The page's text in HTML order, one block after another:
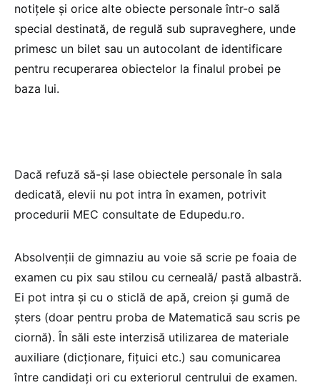
notițele și orice alte obiecte personale într-o sală
special destinată, de regulă sub supraveghere, unde
primesc un bilet sau un autocolant de identificare
pentru recuperarea obiectelor la finalul probei pe
baza lui.
Dacă refuză să-și lase obiectele personale în sala
dedicată, elevii nu pot intra în examen, potrivit
procedurii MEC consultate de Edupedu.ro.
Absolvenții de gimnaziu au voie să scrie pe foaia de
examen cu pix sau stilou cu cerneală/ pastă albastră.
Ei pot intra și cu o sticlă de apă, creion și gumă de
șters (doar pentru proba de Matematică sau scris pe
ciornă). În săli este interzisă utilizarea de materiale
auxiliare (dicționare, fițuici etc.) sau comunicarea
între candidați ori cu exteriorul centrului de examen.